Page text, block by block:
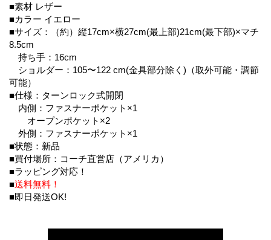
■素材 レザー
■カラー イエロー
■サイズ：（約）縦17cm×横27cm(最上部)21cm(最下部)×マチ
8.5cm
持ち手：16cm
ショルダー：105〜122 cm(金具部分除く)（取外可能・調節
可能）
■仕様：ターンロック式開閉
内側：ファスナーポケット×1
オープンポケット×2
外側：ファスナーポケット×1
■状態：新品
■買付場所：コーチ直営店（アメリカ）
■ラッピング対応！
■送料無料！
■即日発送OK!